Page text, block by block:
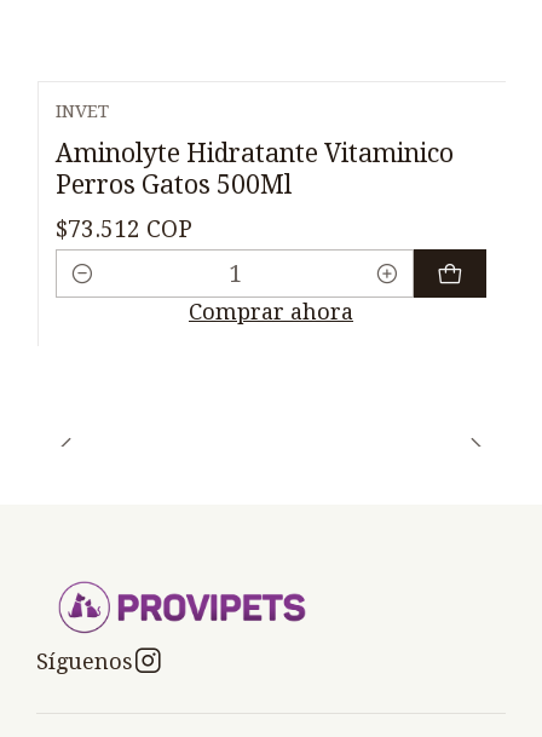
INVET
Aminolyte Hidratante Vitaminico
Perros Gatos 500Ml
$73.512 COP
Cantidad
Comprar ahora
Síguenos